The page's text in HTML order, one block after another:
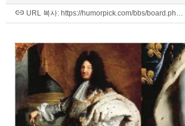
URL 복사: https://humorpick.com/bbs/board.ph…